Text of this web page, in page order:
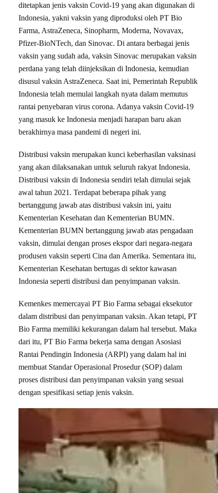
ditetapkan jenis vaksin Covid-19 yang akan digunakan di
Indonesia, yakni vaksin yang diproduksi oleh PT Bio
Farma, AstraZeneca, Sinopharm, Moderna, Novavax,
Pfizer-BioNTech, dan Sinovac. Di antara berbagai jenis
vaksin yang sudah ada, vaksin Sinovac merupakan vaksin
perdana yang telah diinjeksikan di Indonesia, kemudian
disusul vaksin AstraZeneca. Saat ini, Pemerintah Republik
Indonesia telah memulai langkah nyata dalam memutus
rantai penyebaran virus corona. Adanya vaksin Covid-19
yang masuk ke Indonesia menjadi harapan baru akan
berakhirnya masa pandemi di negeri ini.
Distribusi vaksin merupakan kunci keberhasilan vaksinasi
yang akan dilaksanakan untuk seluruh rakyat Indonesia.
Distribusi vaksin di Indonesia sendiri telah dimulai sejak
awal tahun 2021. Terdapat beberapa pihak yang
bertanggung jawab atas distribusi vaksin ini, yaitu
Kementerian Kesehatan dan Kementerian BUMN.
Kementerian BUMN bertanggung jawab atas pengadaan
vaksin, dimulai dengan proses ekspor dari negara-negara
produsen vaksin seperti Cina dan Amerika. Sementara itu,
Kementerian Kesehatan bertugas di sektor kawasan
Indonesia seperti distribusi dan penyimpanan vaksin.
Kemenkes memercayai PT Bio Farma sebagai eksekutor
dalam distribusi dan penyimpanan vaksin. Akan tetapi, PT
Bio Farma memiliki kekurangan dalam hal tersebut. Maka
dari itu, PT Bio Farma bekerja sama dengan Asosiasi
Rantai Pendingin Indonesia (ARPI) yang dalam hal ini
membuat Standar Operasional Prosedur (SOP) dalam
proses distribusi dan penyimpanan vaksin yang sesuai
dengan spesifikasi setiap jenis vaksin.